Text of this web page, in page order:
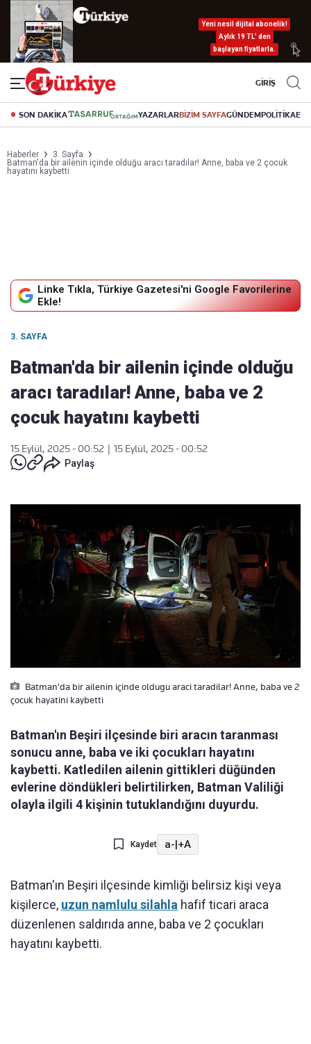
Yeni nesil dijital abonelik!
Aylık 19 TL’ den
başlayan fiyatlarla.
GİRİŞ
SON DAKİKA YAZARLARBİZİM SAYFAGÜNDEMPOLİTİKA
Haberler
3. Sayfa
Batman'da bir ailenin içinde olduğu aracı taradılar! Anne, baba ve 2 çocuk
hayatını kaybetti
Linke Tıkla, Türkiye Gazetesi'ni Google Favorilerine
Ekle!
3. SAYFA
Batman'da bir ailenin içinde olduğu
aracı taradılar! Anne, baba ve 2
çocuk hayatını kaybetti
15 Eylül, 2025 - 00:52
15 Eylül, 2025 - 00:52
Paylaş
Batman'da bir ailenin içinde oldugu araci taradilar! Anne, baba ve 2
çocuk hayatini kaybetti
Batman'ın Beşiri ilçesinde biri aracın taranması
sonucu anne, baba ve iki çocukları hayatını
kaybetti. Katledilen ailenin gittikleri düğünden
evlerine döndükleri belirtilirken, Batman Valiliği
olayla ilgili 4 kişinin tutuklandığını duyurdu.
Kaydet a-|+A
Batman'ın Beşiri ilçesinde kimliği belirsiz kişi veya
kişilerce, uzun namlulu silahla hafif ticari araca
düzenlenen saldırıda anne, baba ve 2 çocukları
hayatını kaybetti.